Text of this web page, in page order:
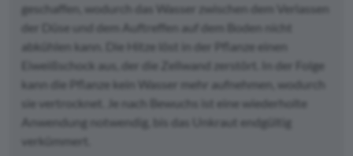
geschaffen, wodurch das Wasser zwischen dem Verlassen
der Düse und dem Auftreffen auf dem Boden nicht
abkühlen kann. Die Hitze löst in der Pflanze einen
Eiweißschock aus, der die Zellwand zerstört. In der Folge
kann die Pflanze kein Wasser mehr aufnehmen, wodurch
sie vertrocknet. Je nach Bewuchs ist eine wiederholte
Anwendung notwendig, bis das Unkraut endgültig
verkümmert.